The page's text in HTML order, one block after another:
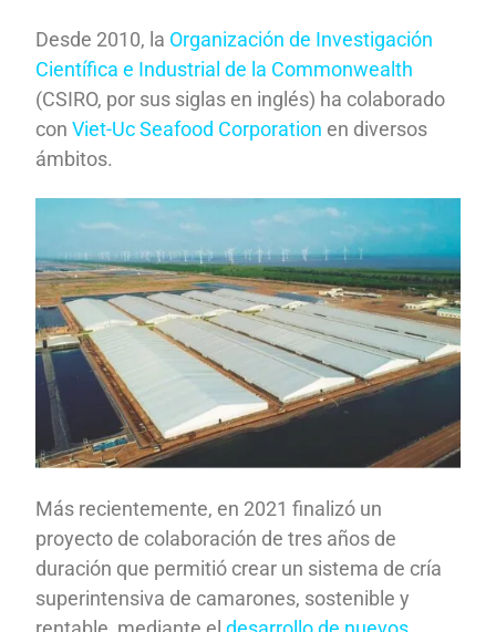
Desde 2010, la Organización de Investigación
Científica e Industrial de la Commonwealth
(CSIRO, por sus siglas en inglés) ha colaborado
conViet-Uc Seafood Corporation en diversos
ámbitos.
Más recientemente, en 2021 finalizó un
proyecto de colaboración de tres años de
duración que permitió crear un sistema de cría
superintensiva de camarones, sostenible y